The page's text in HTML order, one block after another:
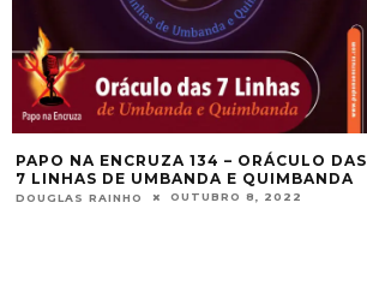
PAPO NA ENCRUZA 134 – ORÁCULO DAS
7 LINHAS DE UMBANDA E QUIMBANDA
DOUGLAS RAINHO OUTUBRO 8, 2022